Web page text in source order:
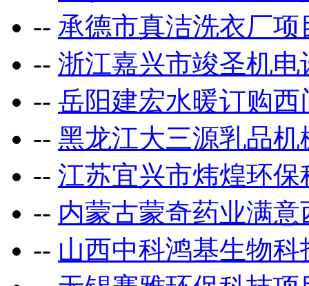
-- 承德市真洁洗衣厂项
-- 浙江嘉兴市竣圣机电
-- 岳阳建宏水暖订购
-- 黑龙江大三源乳品机
-- 江苏宜兴市炜煌环保
-- 内蒙古蒙奇药业满
-- 山西中科鸿基生物科